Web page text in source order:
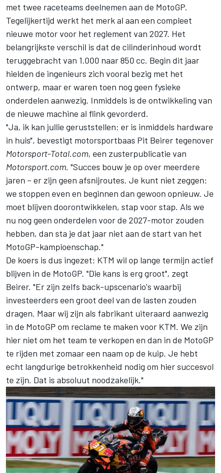
met twee raceteams deelnemen aan de MotoGP.
Tegelijkertijd werkt het merk al aan een compleet
nieuwe motor voor het reglement van 2027. Het
belangrijkste verschil is dat de cilinderinhoud wordt
teruggebracht van 1.000 naar 850 cc. Begin dit jaar
hielden de ingenieurs zich vooral bezig met het
ontwerp, maar er waren toen nog geen fysieke
onderdelen aanwezig. Inmiddels is de ontwikkeling van
de nieuwe machine al flink gevorderd.
"Ja, ik kan jullie geruststellen: er is inmiddels hardware
in huis", bevestigt motorsportbaas Pit Beirer tegenover
Motorsport-Total.com, een zusterpublicatie van
Motorsport.com. "Succes bouw je op over meerdere
jaren – er zijn geen afsnijroutes. Je kunt niet zeggen:
we stoppen even en beginnen dan gewoon opnieuw. Je
moet blijven doorontwikkelen, stap voor stap. Als we
nu nog geen onderdelen voor de 2027-motor zouden
hebben, dan sta je dat jaar niet aan de start van het
MotoGP-kampioenschap."
De koers is dus ingezet: KTM wil op lange termijn actief
blijven in de MotoGP. "Die kans is erg groot", zegt
Beirer. "Er zijn zelfs back-upscenario's waarbij
investeerders een groot deel van de lasten zouden
dragen. Maar wij zijn als fabrikant uiteraard aanwezig
in de MotoGP om reclame te maken voor KTM. We zijn
hier niet om het team te verkopen en dan in de MotoGP
te rijden met zomaar een naam op de kuip. Je hebt
echt langdurige betrokkenheid nodig om hier succesvol
te zijn. Dat is absoluut noodzakelijk."